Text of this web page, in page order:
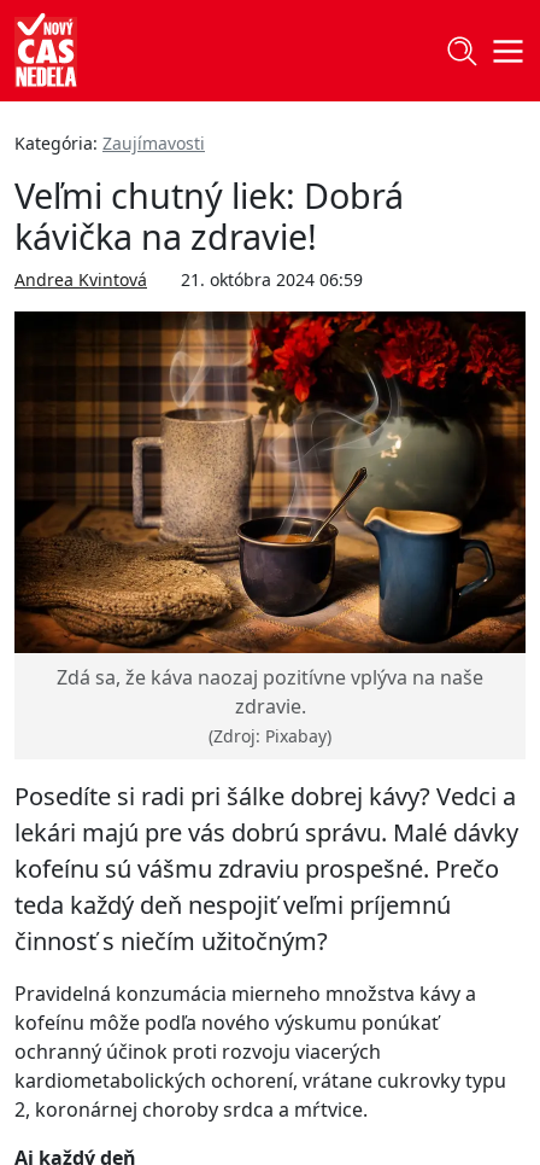
Kategória: Zaujímavosti
Veľmi chutný liek: Dobrá
kávička na zdravie!
Andrea Kvintová 21. októbra 2024 06:59
Zdá sa, že káva naozaj pozitívne vplýva na naše
zdravie.
(Zdroj: Pixabay)
Posedíte si radi pri šálke dobrej kávy? Vedci a
lekári majú pre vás dobrú správu. Malé dávky
kofeínu sú vášmu zdraviu prospešné. Prečo
teda každý deň nespojiť veľmi príjemnú
činnosť s niečím užitočným?
Pravidelná konzumácia mierneho množstva kávy a
kofeínu môže podľa nového výskumu ponúkať
ochranný účinok proti rozvoju viacerých
kardiometabolických ochorení, vrátane cukrovky typu
2, koronárnej choroby srdca a mŕtvice.
Aj každý deň